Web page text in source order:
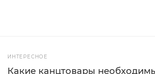
ИНТЕРЕСНОЕ
Какие канцтовары